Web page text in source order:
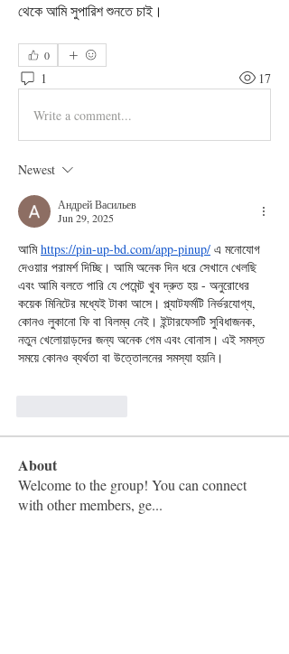
থেকে আমি সুপারিশ শুনতে চাই।
0
1 17
Write a comment...
Newest
Андрей Васильев
Jun 29, 2025
আমি https://pin-up-bd.com/app-pinup/ এ মনোযোগ
দেওয়ার পরামর্শ দিচ্ছি। আমি অনেক দিন ধরে সেখানে খেলছি
এবং আমি বলতে পারি যে পেমেন্ট খুব দ্রুত হয় - অনুরোধের
কয়েক মিনিটের মধ্যেই টাকা আসে। প্ল্যাটফর্মটি নির্ভরযোগ্য,
কোনও লুকানো ফি বা বিলম্ব নেই। ইন্টারফেসটি সুবিধাজনক,
নতুন খেলোয়াড়দের জন্য অনেক গেম এবং বোনাস। এই সমস্ত
সময়ে কোনও ব্যর্থতা বা উত্তোলনের সমস্যা হয়নি।
About
Welcome to the group! You can connect
with other members, ge...